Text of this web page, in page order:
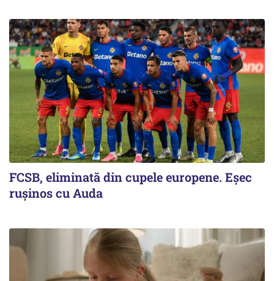
FCSB, eliminată din cupele europene. Eşec
ruşinos cu Auda